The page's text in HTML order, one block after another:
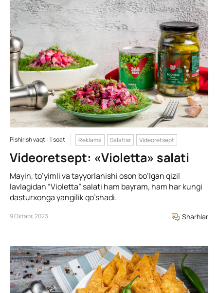
Pishirish vaqti: 1 soat Reklama Salatlar Videoretsept
Videoretsept: «Violetta» salati
Mayin, to’yimli va tayyorlanishi oson bo’lgan qizil
lavlagidan “Violetta” salati ham bayram, ham har kungi
dasturxonga yangilik qo’shadi.
9 Oktabr, 2023 Sharhlar